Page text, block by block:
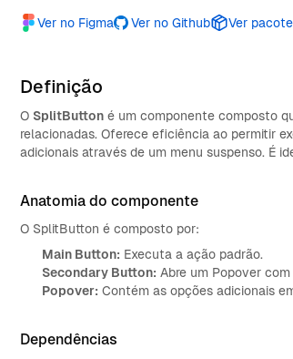
Ver no Figma Ver no Github Ver
Definição
O SplitButton é um componente composto
relacionadas. Oferece eficiência ao permitir
adicionais através de um menu suspenso. É
Anatomia do componente
O SplitButton é composto por:
Main Button: Executa a ação padrão.
Secondary Button: Abre um Popover
Popover: Contém as opções adicionais
Dependências